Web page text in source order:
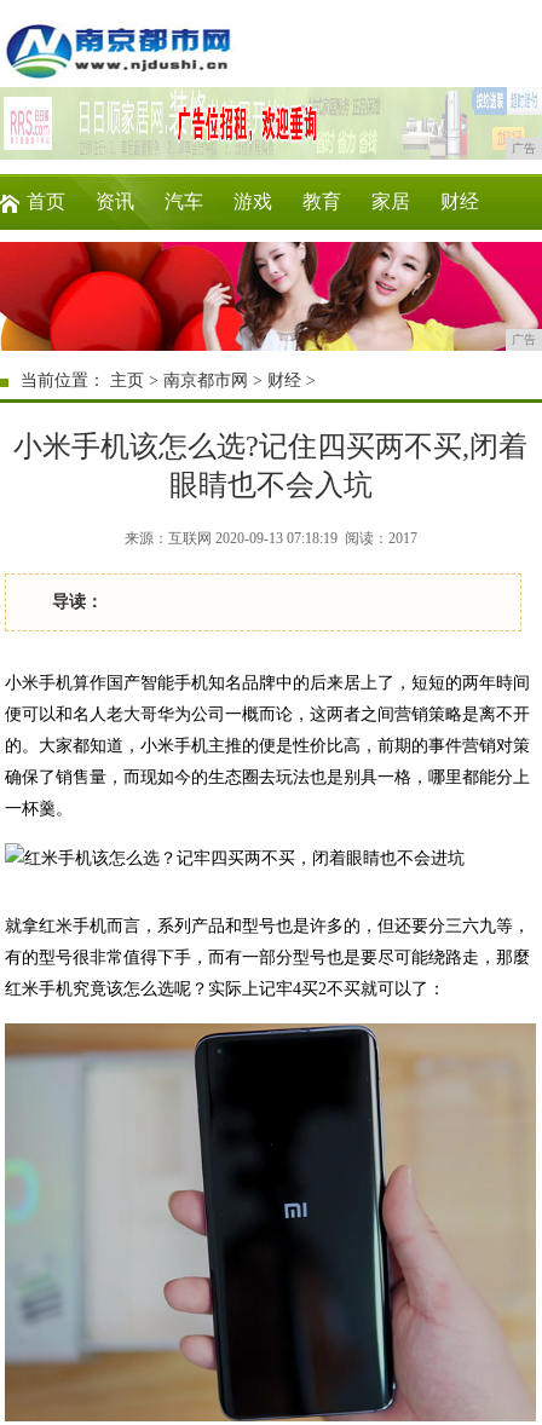
广告
首页 资讯 汽车 游戏 教育 家居 财经
时尚 企业 商讯 微商 消费
广告
当前位置： 主页 >南京都市网 > 财经 >
小米手机该怎么选?记住四买两不买,闭着
眼睛也不会入坑
来源：互联网 2020-09-13 07:18:19 阅读：2017
导读：
小米手机算作国产智能手机知名品牌中的后来居上了，短短的两年時间
便可以和名人老大哥华为公司一概而论，这两者之间营销策略是离不开
的。大家都知道，小米手机主推的便是性价比高，前期的事件营销对策
确保了销售量，而现如今的生态圈去玩法也是别具一格，哪里都能分上
一杯羹。
就拿红米手机而言，系列产品和型号也是许多的，但还要分三六九等，
有的型号很非常值得下手，而有一部分型号也是要尽可能绕路走，那麼
红米手机究竟该怎么选呢？实际上记牢4买2不买就可以了：